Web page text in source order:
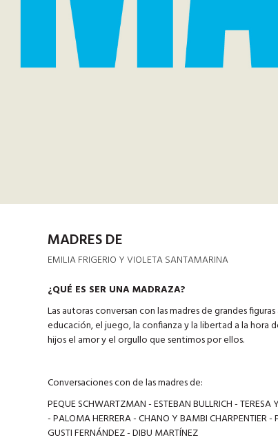
MADRES DE
EMILIA FRIGERIO Y VIOLETA SANTAMARINA
¿QUÉ ES SER UNA MADRAZA?
Las autoras conversan con las madres de grandes
educación, el juego, la confianza y la libertad a la hora
hijos el amor y el orgullo que sentimos por ellos.
Conversaciones con de las madres de:
PEQUE SCHWARTZMAN - ESTEBAN BULLRICH -
- PALOMA HERRERA - CHANO Y BAMBI CHARPENTIER -
GUSTI FERNÁNDEZ - DIBU MARTÍNEZ